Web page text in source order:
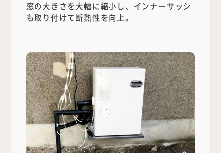
窓の大きさを大幅に縮小し、インナーサッシ
も取り付けて断熱性を向上。